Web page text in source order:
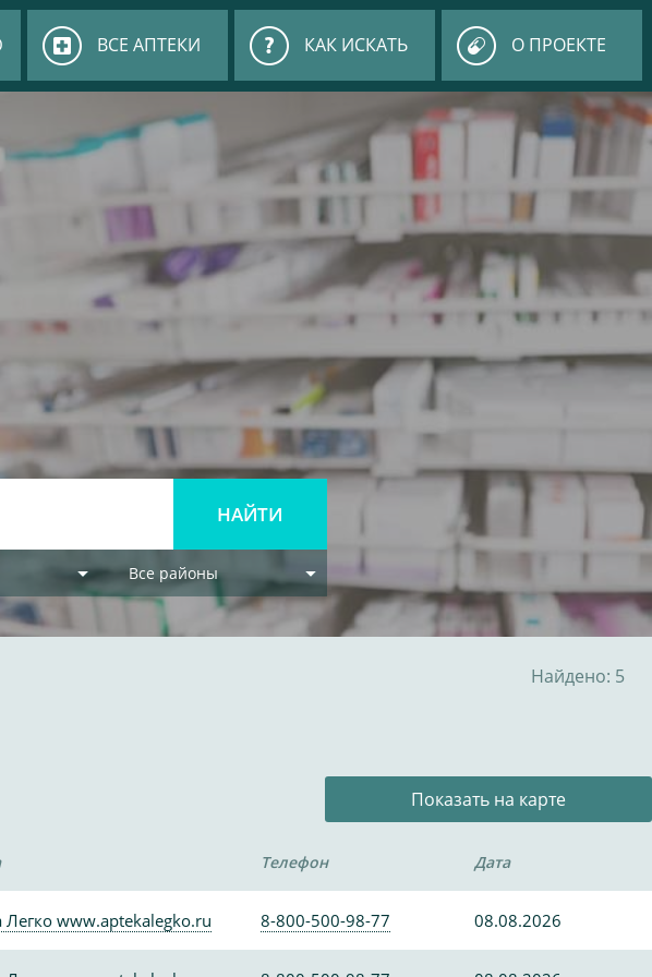
ВСЕ АПТЕКИ КАК ИСКАТЬ О ПРОЕКТЕ
Все районы
Найдено: 5
Показать на карте
Телефон Дата
Легко www.aptekalegko.ru 8-800-500-98-77 08.08.2026